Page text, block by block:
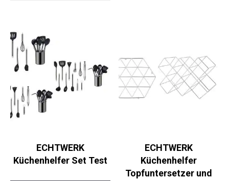
ECHTWERK
Küchenhelfer Set Test
ECHTWERK
Küchenhelfer
Topfuntersetzer und